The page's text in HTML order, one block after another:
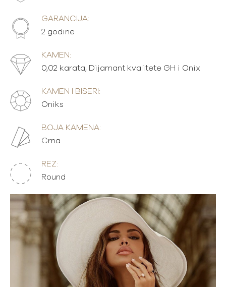
GARANCIJA:
2 godine
KAMEN:
0,02 karata, Dijamant kvalitete GH i Onix
KAMEN I BISERI:
Oniks
BOJA KAMENA:
Crna
REZ:
Round